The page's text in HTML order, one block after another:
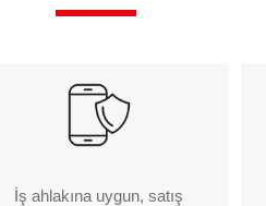
İş ahlakına uygun, satış